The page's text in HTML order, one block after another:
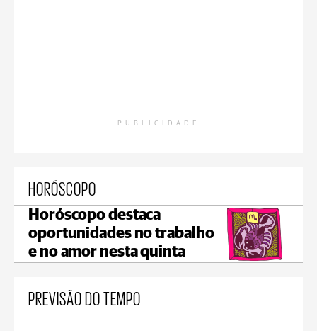
PUBLICIDADE
HORÓSCOPO
Horóscopo destaca
oportunidades no trabalho
e no amor nesta quinta
PREVISÃO DO TEMPO